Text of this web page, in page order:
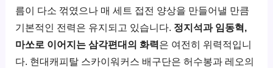
름이 다소 꺾였으나 매 세트 접전 양상을 만들어낼 만큼
기본적인 전력은 유지되고 있습니다. 정지석과 임동혁,
마쏘로 이어지는 삼각편대의 화력은 여전히 위력적입니
다. 현대캐피탈 스카이워커스 배구단은 허수봉과 레오의